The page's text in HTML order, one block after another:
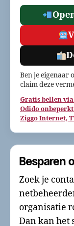
Ben je eigenaar
claim deze
Gratis bellen
Odido onbeperkt
Ziggo Internet,
Besparen
Zoek je
organisatie
Dan kan het